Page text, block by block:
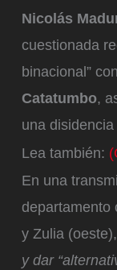
Nicolás
cuestionada
binacional”
Catatumbo,
una
Lea también:
En una
departamento
y Zulia
y dar